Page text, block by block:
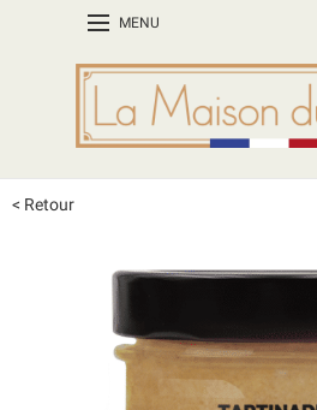
MENU
< Retour